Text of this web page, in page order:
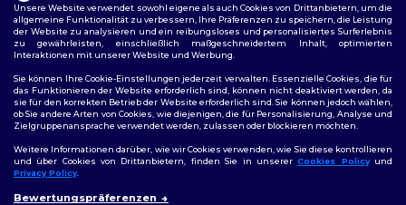
Allgemeine Geschäftsbedingungen
Folge uns
Unsere Website verwendet sowohl eigene als auch Cookies von Drittanbietern, um die
allgemeine Funktionalität zu verbessern, Ihre Präferenzen zu speichern, die Leistung
der Website zu analysieren und ein reibungsloses und personalisiertes Surferlebnis
zu gewährleisten, einschließlich maßgeschneidertem Inhalt, optimierten
Interaktionen mit unserer Website und Werbung.
Sie können Ihre Cookie-Einstellungen jederzeit verwalten. Essenzielle Cookies, die für
das Funktionieren der Website erforderlich sind, können nicht deaktiviert werden, da
sie für den korrekten Betrieb der Website erforderlich sind. Sie können jedoch wählen,
ob Sie andere Arten von Cookies, wie diejenigen, die für Personalisierung, Analyse und
Zielgruppenansprache verwendet werden, zulassen oder blockieren möchten.
Weitere Informationen darüber, wie wir Cookies verwenden, wie Sie diese kontrollieren
und über Cookies von Drittanbietern, finden Sie in unsererCookies Policyund
Privacy Policy.
Bewertungspräferenzen